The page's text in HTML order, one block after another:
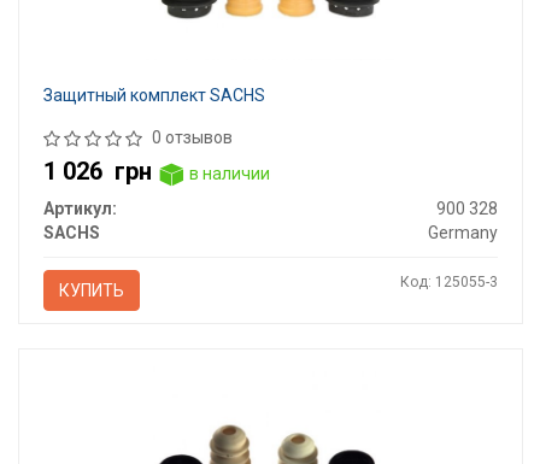
Защитный комплект SACHS
0 отзывов
1 026 грн
в наличии
Артикул:
900 328
SACHS
Germany
КУПИТЬ Код: 125055-3